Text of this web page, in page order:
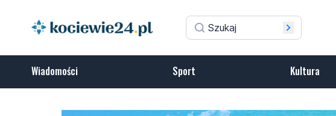
Wiadomości Sport Kultura